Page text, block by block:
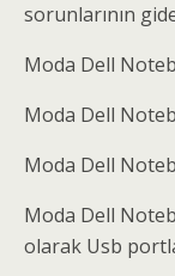
sorunlarının
Moda Dell
Moda Dell
Moda Dell
Moda Dell
olarak Usb